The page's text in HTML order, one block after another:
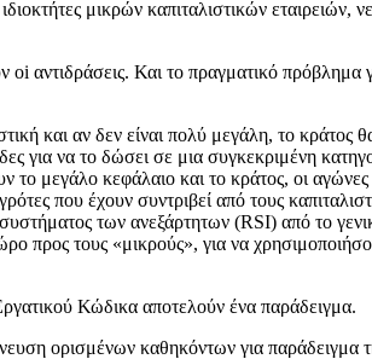
μικρών καπιταλιστικών
αντιδράσεις. Και το πραγματικό πρόβλημα
και αν δεν είναι πολύ μεγάλη, το
για να το δώσει σε μια συγκεκριμένη
το μεγάλο κεφάλαιο και το κράτος, οι
που έχουν συντριβεί από τους
των ανεξάρτητων (RSI) από το
προς τους «μικρούς», για να
Κώδικα αποτελούν ένα παράδειγμα.
ορισμένων καθηκόντων για